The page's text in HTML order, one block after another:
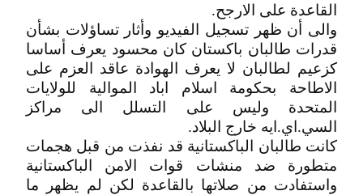
القاعدة على الارجح.
والى أن ظهر تسجيل الفيديو وأثار تساؤلات بشأن
قدرات طالبان باكستان كان محسود يعرف أساسا
كزعيم لطالبان لا يعرف الهوادة عاقد العزم على
الاطاحة بحكومة اسلام اباد الموالية للولايات
المتحدة وليس على التسلل الى مراكز
السي.اي.ايه خارج البلاد.
كانت طالبان الباكستانية قد نفذت من قبل هجمات
متطورة ضد منشات قوات الامن الباكستانية
واستفادت من صلاتها بالقاعدة لكن لم يظهر ما